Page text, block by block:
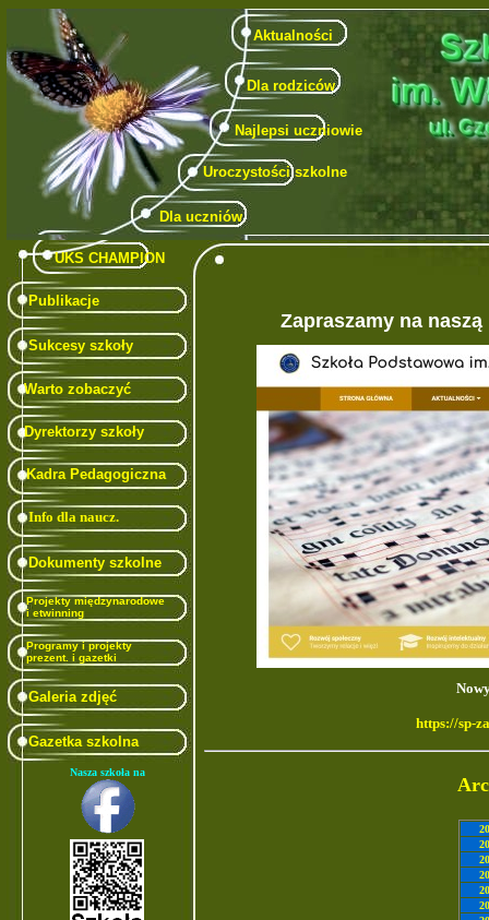
Aktualności
Dla rodziców
Najlepsi uczniowie
Uroczystości szkolne
Dla uczniów
UKS CHAMPION
Publikacje
Sukcesy szkoły
Warto zobaczyć
Dyrektorzy szkoły
Kadra Pedagogiczna
Info dla naucz.
Dokumenty szkolne
Projekty międzynarodowe
i etwinning
Programy i projekty
prezent. i gazetki
Galeria zdjęć
Gazetka szkolna
Nasza szkoła na